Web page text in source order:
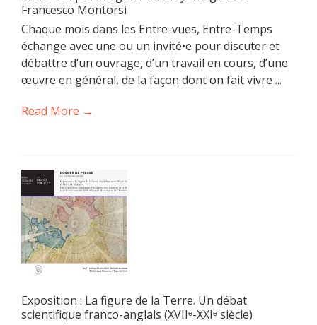
Francesco Montorsi
Chaque mois dans les Entre-vues, Entre-Temps
échange avec une ou un invité•e pour discuter et
débattre d’un ouvrage, d’un travail en cours, d’une
œuvre en général, de la façon dont on fait vivre ...
Read More →
Exposition : La figure de la Terre. Un débat
scientifique franco-anglais (XVIIᵉ-XXIᵉ siècle)